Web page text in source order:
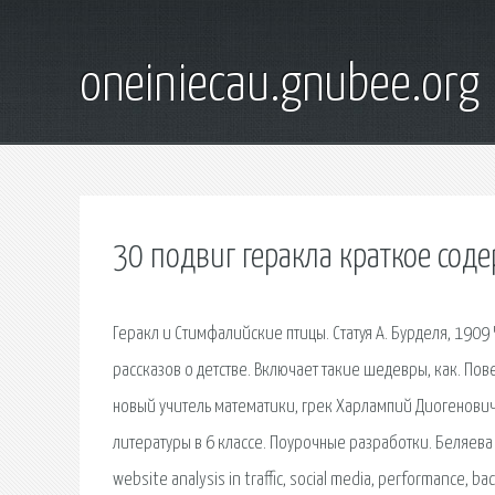
oneiniecau.gnubee.org
30 подвиг геракла краткое
Геракл и Стимфалийские птицы. Статуя А. Бурделя,
рассказов о детстве. Включает такие шедевры, как.
новый учитель математики, грек Харлампий
литературы в 6 классе. Поурочные разработки.
website analysis in traffic, social media, performance,